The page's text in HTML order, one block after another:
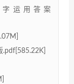
运用答案